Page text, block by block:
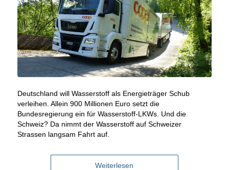
Deutschland will Wasserstoff als Energieträger Schub
verleihen. Allein 900 Millionen Euro setzt die
Bundesregierung ein für Wasserstoff-LKWs. Und die
Schweiz? Da nimmt der Wasserstoff auf Schweizer
Strassen langsam Fahrt auf.
Weiterlesen